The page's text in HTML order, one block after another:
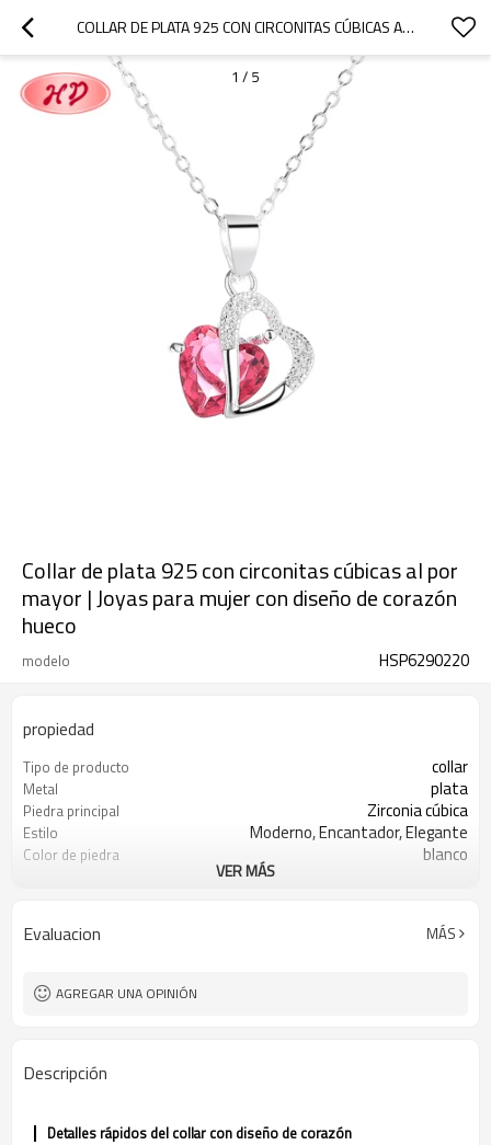
COLLAR DE PLATA 925 CON CIRCONITAS CÚBICAS AL POR MAYOR | JOYAS PARA MUJER CON DISEÑO DE CORAZÓN HUECO
1 / 5
Collar de plata 925 con circonitas cúbicas al por
mayor | Joyas para mujer con diseño de corazón
hueco
modelo HSP6290220
propiedad
Tipo de producto collar
Metal plata
Piedra principal Zirconia cúbica
Estilo Moderno, Encantador, Elegante
Color de piedra blanco
VER MÁS
Evaluacion MÁS
AGREGAR UNA OPINIÓN
Descripción
Detalles rápidos del collar con diseño de corazón